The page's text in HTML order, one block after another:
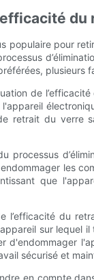
pour
de
retrait du verre
processus
les
que
l’efficacité du
sur lequel
d'endommager
sécurisé et